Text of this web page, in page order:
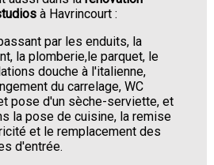
à Havrincourt :
par les enduits, la
la plomberie,le parquet, le
douche à l'italienne,
du carrelage, WC
pose d'un sèche-serviette, et
la pose de cuisine, la remise
et le remplacement des
d'entrée.